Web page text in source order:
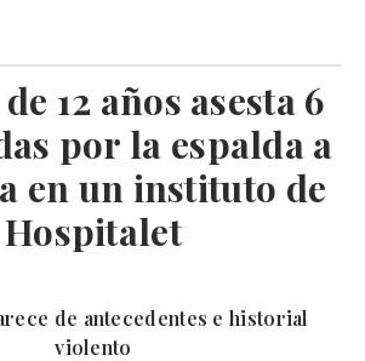
12 años asesta 6
por la espalda a
en un instituto de
Hospitalet
de antecedentes e historial
violento